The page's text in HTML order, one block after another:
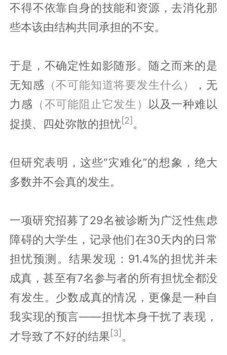
不得不依靠自身的技能和资源，去消化那
些本该由结构共同承担的不安。
于是，不确定性如影随形。随之而来的是
无知感 （不可能知道将要发生什么）
，无
力感 （不可能阻止它发生） 以及一种难以
捉摸、四处弥散的担忧[2]。
但研究表明，这些“灾难化”的想象，绝大
多数并不会真的发生。
一项研究招募了29名被诊断为广泛性焦虑
障碍的大学生，记录他们在30天内的日常
担忧预测。结果发现：91.4%的担忧并未
成真，甚至有7名参与者的所有担忧全都没
有发生。少数成真的情况，更像是一种自
我实现的预言——担忧本身干扰了表现，
才导致了不好的结果[3] 。